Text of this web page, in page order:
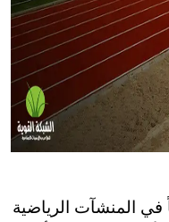
المنشآت الرياضية